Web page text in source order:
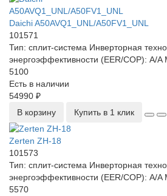
Daichi A50AVQ1_UNL/A50FV1_UNL
101571
Тип: сплит-система Инверторная
энергоэффективности (EER/COP): A/A
5100
Есть в наличии
54990 ₽
В корзину
Купить в 1 клик
Zerten ZH-18
101573
Тип: сплит-система Инверторная
энергоэффективности (EER/COP): A/A
5570